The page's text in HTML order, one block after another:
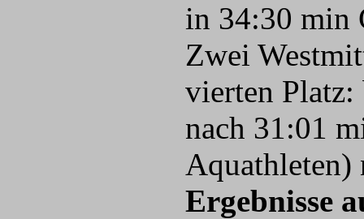
in 34:30 min
Zwei
vierten Platz:
nach 31:01
Aquathleten)
Ergebnisse